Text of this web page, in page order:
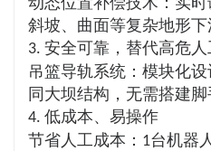
斜坡、曲面等复杂地形下
3. 安全可靠，替代高危人
吊篮导轨系统：模块化
同大坝结构，无需搭建脚
4. 低成本、易操作
节省人工成本： 1台机器